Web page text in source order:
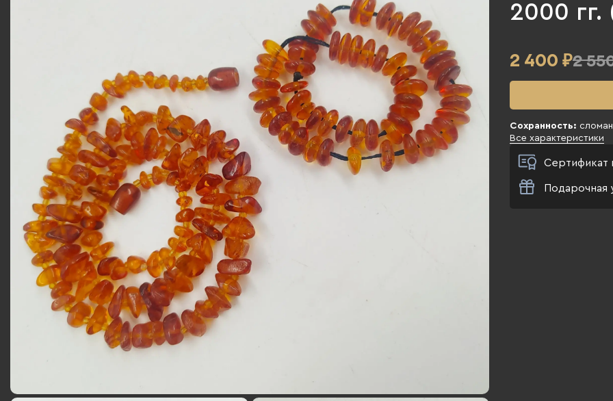
2000 гг.
2 400 ₽2
Сохранность:
Все характеристики
Сертификат
Подарочная